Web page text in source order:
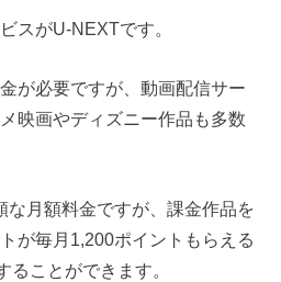
スがU-NEXTです。
が必要ですが、動画配信サー
映画やディズニー作品も多数
な月額料金ですが、課金作品を
が毎月1,200ポイントもらえる
ることができます。